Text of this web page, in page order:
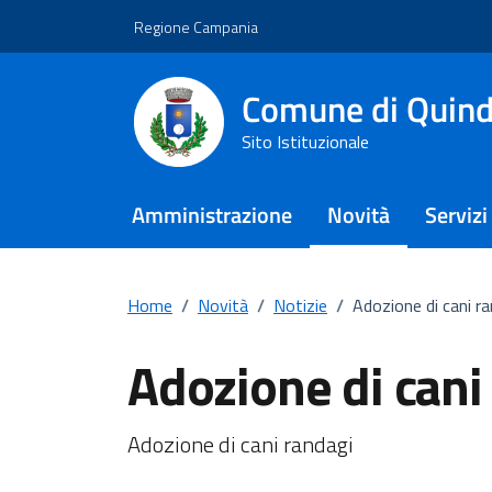
Regione Campania
Comune di
Sito Istituzionale
Amministrazione Novità Servizi
Home / Novità / Notizie / Adozione di cani
Adozione di
Dettagli della notizia
Adozione di cani randagi